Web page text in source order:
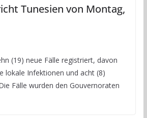
Tunesien von Montag,
(19) neue Fälle registriert, davon
lokale Infektionen und acht (8)
Fälle wurden den Gouvernoraten